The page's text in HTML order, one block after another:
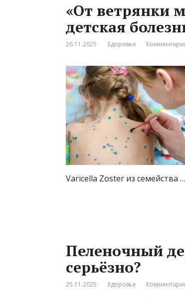
«От ветрянки
детская
26.11.2025 Здоровье
Varicella Zoster из семейства …
Пеленочный
серьёзно?
25.11.2025 Здоровье